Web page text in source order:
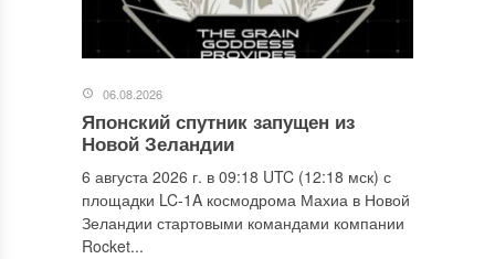
06.08.2026
Японский спутник запущен из
Новой Зеландии
6 августа 2026 г. в 09:18 UTC (12:18 мск) с
площадки LC-1A космодрома Махиа в Новой
Зеландии стартовыми командами компании
Rocket...